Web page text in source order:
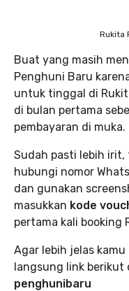
Rukita
Buat yang masih
Penghuni Baru
untuk tinggal di
di bulan pertama
pembayaran di muka.
Sudah pasti lebih
hubungi nomor
dan gunakan
masukkan kode
pertama kali booking
Agar lebih jelas
langsung link berikut
penghunibaru